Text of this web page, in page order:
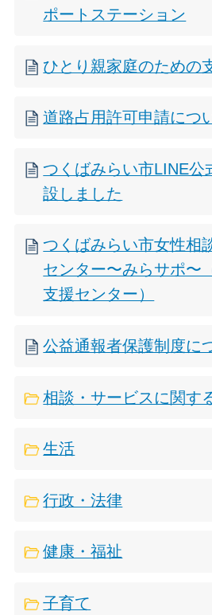
ポートステーション
ひとり親家庭のための
道路占用許可申請につ
つくばみらい市LINE公
設しました
つくばみらい市女性相
センター〜みらサポ〜
支援センター）
公益通報者保護制度に
相談・サービスに関す
生活
行政・法律
健康・福祉
子育て